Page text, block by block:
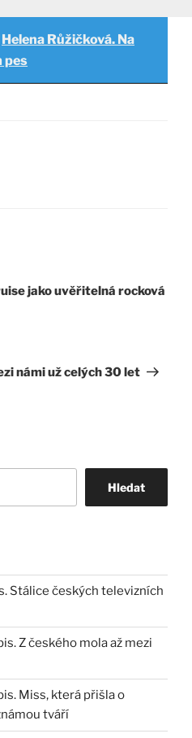
Helena Růžičková. Na
pes
jako uvěřitelná rocková
námi už celých 30 let
Hledat
Stálice českých televizních
Z českého mola až mezi
Miss, která přišla o
tváří